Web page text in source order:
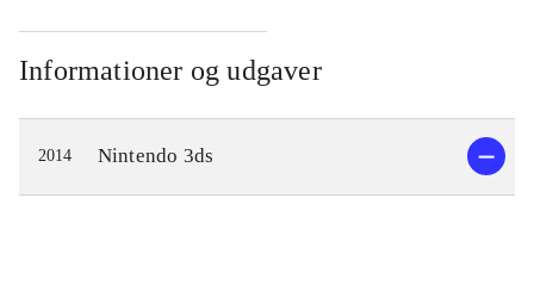
Informationer og udgaver
2014 Nintendo 3ds